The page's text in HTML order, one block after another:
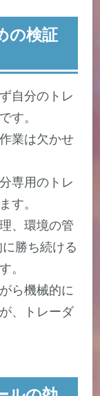
の検証
自分のトレ
す。
業は欠かせ
専用のトレ
す。
、環境の管
勝ち続ける
。
ら機械的に
、トレーダ